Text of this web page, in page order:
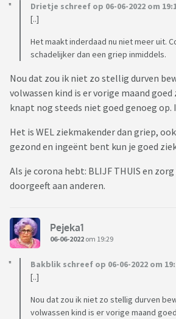
Drietje schreef op 06-06-2022 om
[..]
Het maakt inderdaad nu niet meer uit.
schadelijker dan een griep inmiddels.
Nou dat zou ik niet zo stellig durven
volwassen kind is er vorige maand goed
knapt nog steeds niet goed genoeg op.
Het is WEL ziekmakender dan griep,
gezond en ingeënt bent kun je goed
Als je corona hebt: BLIJF THUIS en
doorgeeft aan anderen.
Pejeka1
06-06-2022 om 19:29
Bakblik schreef op 06-06-2022 om
[..]
Nou dat zou ik niet zo stellig durven
volwassen kind is er vorige maand